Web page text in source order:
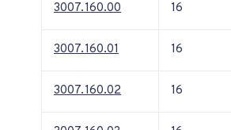
3007.160.00 16
3007.160.01 16
3007.160.02 16